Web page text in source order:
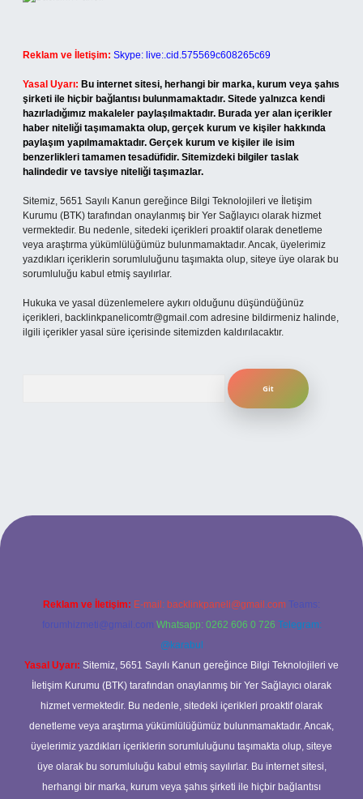
Reklam ve İletişim: Skype: live:.cid.575569c608265c69
Yasal Uyarı: Bu internet sitesi, herhangi bir marka, kurum veya şahıs
şirketi ile hiçbir bağlantısı bulunmamaktadır. Sitede yalnızca kendi
hazırladığımız makaleler paylaşılmaktadır. Burada yer alan içerikler
haber niteliği taşımamakta olup, gerçek kurum ve kişiler hakkında
paylaşım yapılmamaktadır. Gerçek kurum ve kişiler ile isim
benzerlikleri tamamen tesadüfidir. Sitemizdeki bilgiler taslak
halindedir ve tavsiye niteliği taşımazlar.
Sitemiz, 5651 Sayılı Kanun gereğince Bilgi Teknolojileri ve İletişim
Kurumu (BTK) tarafından onaylanmış bir Yer Sağlayıcı olarak hizmet
vermektedir. Bu nedenle, sitedeki içerikleri proaktif olarak denetleme
veya araştırma yükümlülüğümüz bulunmamaktadır. Ancak, üyelerimiz
yazdıkları içeriklerin sorumluluğunu taşımakta olup, siteye üye olarak bu
sorumluluğu kabul etmiş sayılırlar.
Hukuka ve yasal düzenlemelere aykırı olduğunu düşündüğünüz
içerikleri, backlinkpanelicomtr@gmail.com adresine bildirmeniz halinde,
ilgili içerikler yasal süre içerisinde sitemizden kaldırılacaktır.
bahis sitesi
Reklam ve İletişim: E-mail: backlinkpaneli@gmail.com Teams:
forumhizmeti@gmail.com Whatsapp: 0262 606 0 726 Telegram:
@karabul
Yasal Uyarı: Sitemiz, 5651 Sayılı Kanun gereğince Bilgi Teknolojileri ve
İletişim Kurumu (BTK) tarafından onaylanmış bir Yer Sağlayıcı olarak
hizmet vermektedir. Bu nedenle, sitedeki içerikleri proaktif olarak
denetleme veya araştırma yükümlülüğümüz bulunmamaktadır. Ancak,
üyelerimiz yazdıkları içeriklerin sorumluluğunu taşımakta olup, siteye
üye olarak bu sorumluluğu kabul etmiş sayılırlar. Bu internet sitesi,
herhangi bir marka, kurum veya şahıs şirketi ile hiçbir bağlantısı